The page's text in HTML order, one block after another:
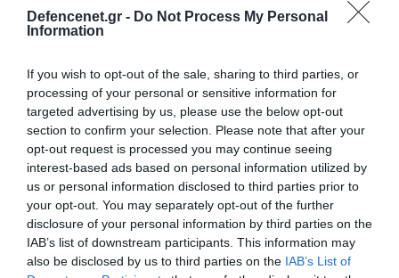
Defencenet.gr - Do Not Process My Personal
Information
If you wish to opt-out of the sale, sharing to third parties, or
processing of your personal or sensitive information for
targeted advertising by us, please use the below opt-out
section to confirm your selection. Please note that after your
opt-out request is processed you may continue seeing
interest-based ads based on personal information utilized by
us or personal information disclosed to third parties prior to
your opt-out. You may separately opt-out of the further
disclosure of your personal information by third parties on the
IAB’s list of downstream participants. This information may
also be disclosed by us to third parties on the IAB’s List of
Τουρκικά οπλισμένα F-16 «συνεπλάκησαν» με
ελληνικά μαχητικά στο Αιγαίο